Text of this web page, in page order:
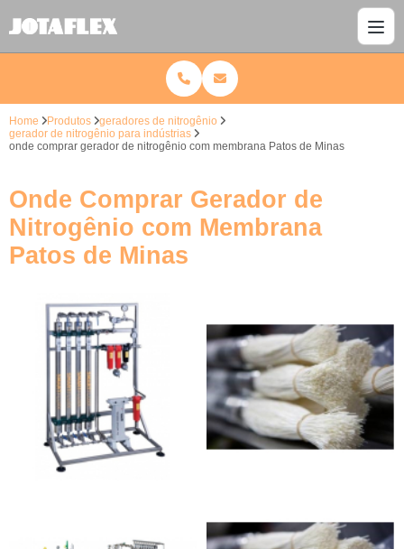
Home Produtos
geradores de nitrogênio
gerador de nitrogênio para indústrias
onde comprar gerador de nitrogênio com membrana Patos de Minas
Onde Comprar Gerador de
Nitrogênio com Membrana
Patos de Minas